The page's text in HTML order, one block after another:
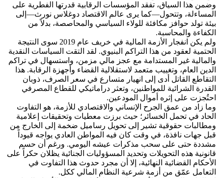
وضمن هذا السياق، تفقد المؤسسات الرقابية قدرتها الفطرية على
المساءلة، وتتحول—كما يرى عالم الاقتصاد دوغلاس نورث—إلى
بيئة تولد حوافز مكافئة للولاء السياسي والمحاصصة، بدلاً من
الكفاءة والمحاسبة.
​ولم يكن انفجار الأزمة المالية في خريف عام 2019 سوى النتيجة
الحتمية لعقود من هذا التراكم البنيوي. لقد التقت السياسات النقدية
والمالية غير المستدامة مع عجز مالي مزمن، واستسهال في تراكم
الدين العام، وتغييب متعمد لاستقلالية القضاء وأجهزة الرقابة. هذا
التقاطع القاتل أدى إلى انهيار متسارع في سعر الصرف، ذوبان
القدرة الشرائية للمواطنين، وتعثر دراماتيكي للقطاع المصرفي
احتُجزت على إثره أموال المودعين.
​وما زاد من عمق الجرح الإنساني والاقتصادي للأزمة، هو التفاوت
الحاد في تحمل الخسائر؛ حيث برزت معطيات وتحقيقات إعلامية
ومطالبات حقوقية تشير إلى تحويل رساميل ضخمة إلى الخارج من
قبل جهات نافذة، في وقت كان فيه المواطن العادي يواجه قيوداً
مشددة حتى على سحب مذكرات عيشه اليومي. ورغم أن حسم
قانونية هذه التحويلات وتحديد المسؤوليات الجنائية يظلان حكراً على
الأحكام القضائية النهائية، إلا أن مجرد حدوث هذا التفاوت في
التعامل عمّق من أزمة شرعية النظام المالي ككل.